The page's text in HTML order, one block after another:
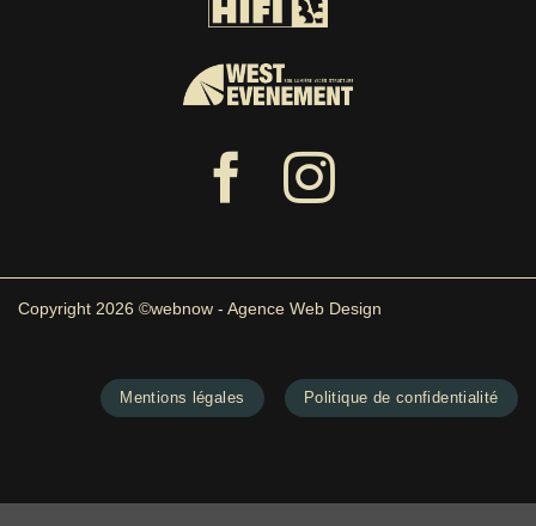
Copyright 2026 ©webnow - Agence Web Design
Mentions légales Politique de confidentialité